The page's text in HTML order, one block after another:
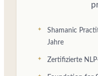
Shamanic
Jahre
Zertifizierte